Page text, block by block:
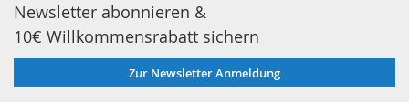
Newsletter abonnieren &
10€ Willkommensrabatt sichern
Zur Newsletter Anmeldung